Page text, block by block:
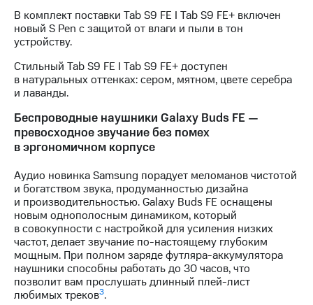
В комплект поставки Tab S9 FE I Tab S9 FE+ включен
новый S Pen с защитой от влаги и пыли в тон
устройству.
Стильный Tab S9 FE I Tab S9 FE+ доступен
в натуральных оттенках: сером, мятном, цвете серебра
и лаванды.
Беспроводные наушники Galaxy Buds FE —
превосходное звучание без помех
в эргономичном корпусе
Аудио новинка Samsung порадует меломанов чистотой
и богатством звука, продуманностью дизайна
и производительностью. Galaxy Buds FE оснащены
новым однополосным динамиком, который
в совокупности с настройкой для усиления низких
частот, делает звучание по-настоящему глубоким
мощным. При полном заряде футляра-аккумулятора
наушники способны работать до 30 часов, что
позволит вам прослушать длинный плей-лист
любимых треков3.